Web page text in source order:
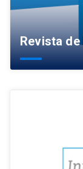
Revista de